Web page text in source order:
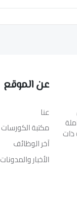
ذات
عن الموقع
عنا
مكتبة الكورسات
آخر الوظائف
الأخبار والمدونات